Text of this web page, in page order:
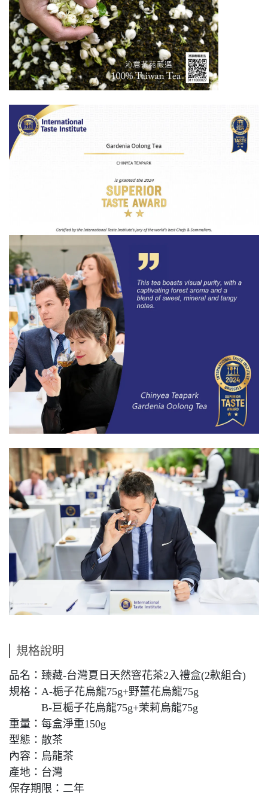
規格說明
品名：臻藏-台灣夏日天然窨花茶2入禮盒(2款組合)
規格：A-梔子花烏龍75g+野薑花烏龍75g
B-巨梔子花烏龍75g+茉莉烏龍75g
重量：每盒淨重150g
型態：散茶
內容：烏龍茶
產地：台灣
保存期限：二年